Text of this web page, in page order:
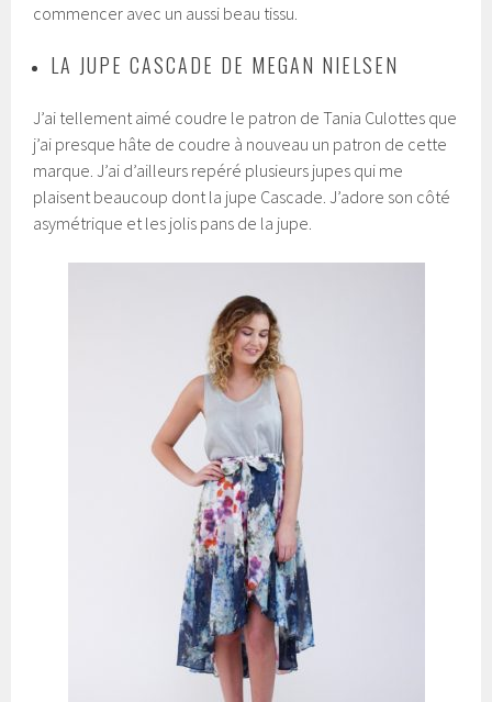
commencer avec un aussi beau tissu.
LA JUPE CASCADE DE MEGAN NIELSEN
J’ai tellement aimé coudre le patron de Tania Culottes que
j’ai presque hâte de coudre à nouveau un patron de cette
marque. J’ai d’ailleurs repéré plusieurs jupes qui me
plaisent beaucoup dont la jupe Cascade. J’adore son côté
asymétrique et les jolis pans de la jupe.